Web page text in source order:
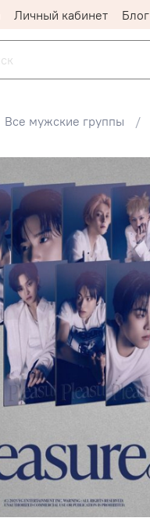
Личный кабинет Блог
Все мужские группы